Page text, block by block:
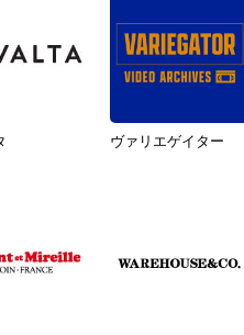
ヴァリエゲイター